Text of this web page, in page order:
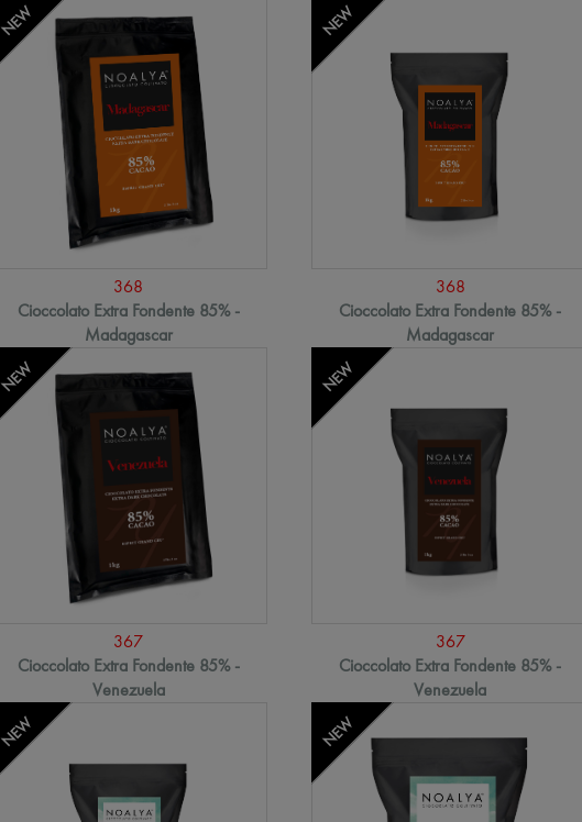
NEW
368
Cioccolato Extra Fondente 85% -
Madagascar
NEW
368
Cioccolato Extra Fondente 85% -
Madagascar
NEW
367
Cioccolato Extra Fondente 85% -
Venezuela
NEW
367
Cioccolato Extra Fondente 85% -
Venezuela
NEW NEW